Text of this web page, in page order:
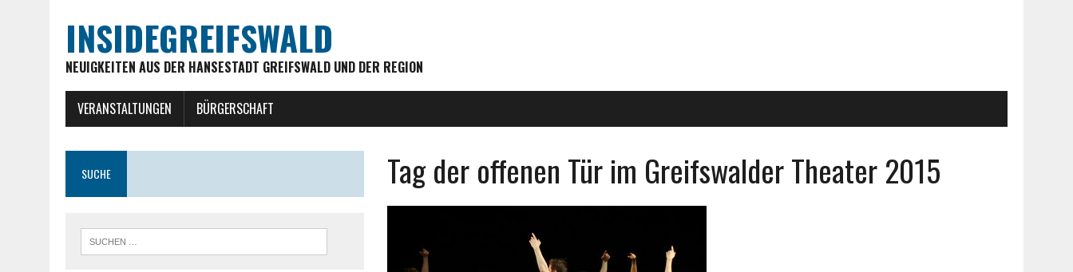
INSIDEGREIFSWALD
NEUIGKEITEN AUS DER HANSESTADT GREIFSWALD UND DER REGION
VERANSTALTUNGEN BÜRGERSCHAFT
Tag der offenen Tür im Greifswalder Theater 2015
SUCHE